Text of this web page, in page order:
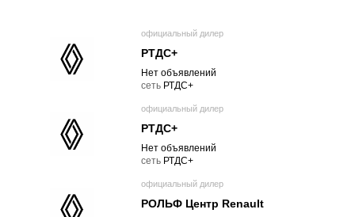
официальный дилер
РТДС+
Нет объявлений
cеть РТДС+
официальный дилер
РТДС+
Нет объявлений
cеть РТДС+
официальный дилер
РОЛЬФ Центр Renault